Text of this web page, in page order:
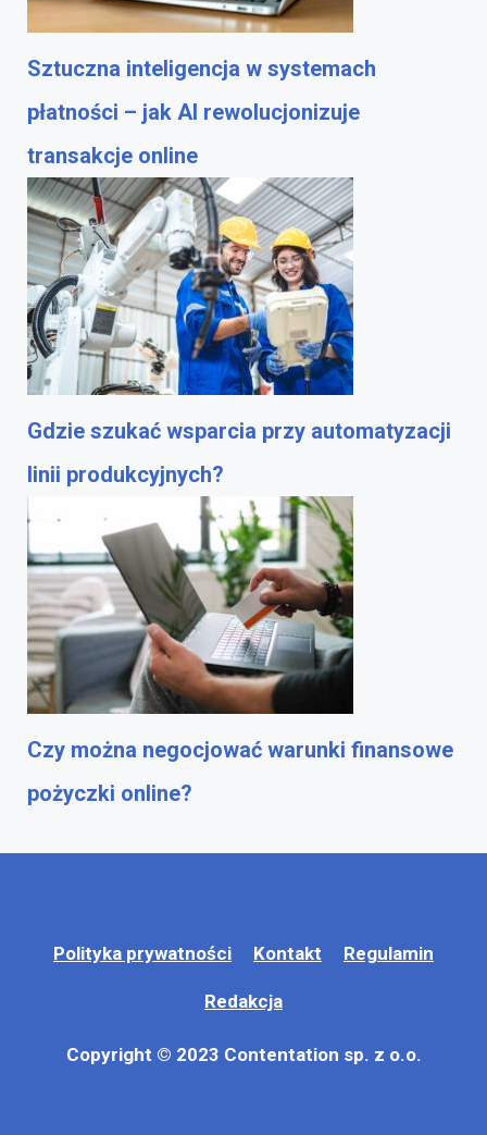
Sztuczna inteligencja w systemach
płatności – jak AI rewolucjonizuje
transakcje online
Gdzie szukać wsparcia przy automatyzacji
linii produkcyjnych?
Czy można negocjować warunki finansowe
pożyczki online?
Polityka prywatności Kontakt Regulamin
Redakcja
Copyright © 2023 Contentation sp. z o.o.